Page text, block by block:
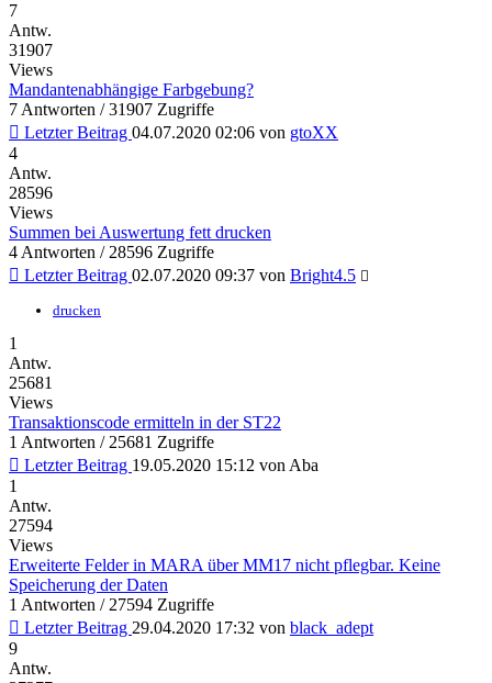
7
Antw.
31907
Views
Mandantenabhängige Farbgebung?
7 Antworten / 31907 Zugriffe
Letzter Beitrag 04.07.2020 02:06 von gtoXX
4
Antw.
28596
Views
Summen bei Auswertung fett drucken
4 Antworten / 28596 Zugriffe
Letzter Beitrag 02.07.2020 09:37 von Bright4.5
drucken
1
Antw.
25681
Views
Transaktionscode ermitteln in der ST22
1 Antworten / 25681 Zugriffe
Letzter Beitrag 19.05.2020 15:12 von Aba
1
Antw.
27594
Views
Erweiterte Felder in MARA über MM17 nicht pflegbar. Keine
Speicherung der Daten
1 Antworten / 27594 Zugriffe
Letzter Beitrag 29.04.2020 17:32 von black_adept
9
Antw.